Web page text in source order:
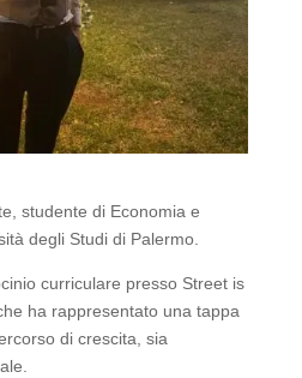
studente di Economia e
degli Studi di Palermo.
curriculare presso Street is
ha rappresentato una tappa
di crescita, sia